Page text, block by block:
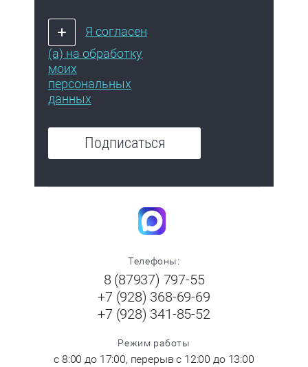
Я согласен
(а) на обработку
моих
персональных
данных
Подписаться
Телефоны:
8 (87937) 797-55
+7 (928) 368-69-69
+7 (928) 341-85-52
Режим работы
с 8:00 до 17:00, перерыв с 12:00 до 13:00